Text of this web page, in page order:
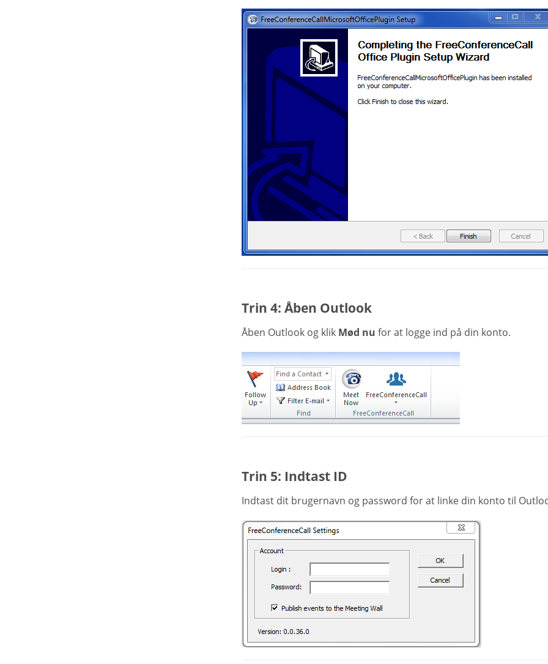
Trin 4: Åben Outlook
Åben Outlook og klik Mød nu for at logge ind på din konto.
Trin 5: Indtast ID
Indtast dit brugernavn og password for at linke din konto til